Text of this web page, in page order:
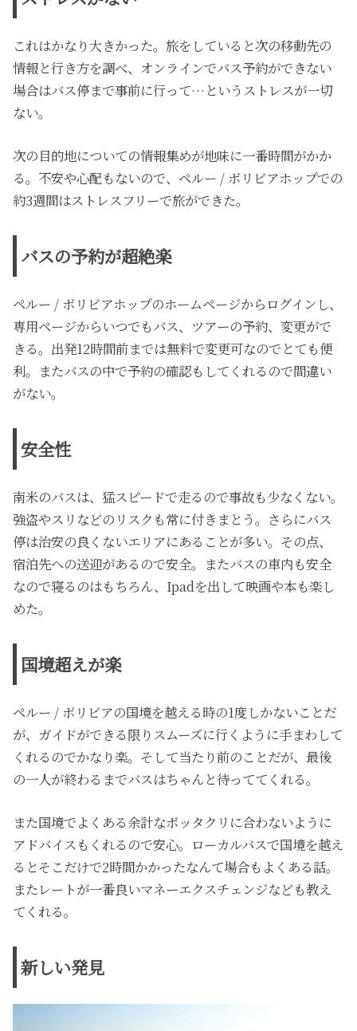
これはかなり大きかった。旅をしていると次の移動先の
情報と行き方を調べ、オンラインでバス予約ができない
場合はバス停まで事前に行って…というストレスが一切
ない。
次の目的地についての情報集めが地味に一番時間がかか
る。不安や心配もないので、ペルー / ボリビアホップでの
約3週間はストレスフリーで旅ができた。
バスの予約が超絶楽
ペルー / ボリビアホップのホームページからログインし、
専用ページからいつでもバス、ツアーの予約、変更がで
きる。出発12時間前までは無料で変更可なのでとても便
利。またバスの中で予約の確認もしてくれるので間違い
がない。
安全性
南米のバスは、猛スピードで走るので事故も少なくない。
強盗やスリなどのリスクも常に付きまとう。さらにバス
停は治安の良くないエリアにあることが多い。その点、
宿泊先への送迎があるので安全。またバスの車内も安全
なので寝るのはもちろん、Ipadを出して映画や本も楽し
めた。
国境超えが楽
ペルー / ボリビアの国境を越える時の1度しかないことだ
が、ガイドができる限りスムーズに行くように手まわして
くれるのでかなり楽。そして当たり前のことだが、最後
の一人が終わるまでバスはちゃんと待っててくれる。
また国境でよくある余計なボッタクリに合わないように
アドバイスもくれるので安心。ローカルバスで国境を越え
るとそこだけで2時間かかったなんて場合もよくある話。
またレートが一番良いマネーエクスチェンジなども教え
てくれる。
新しい発見